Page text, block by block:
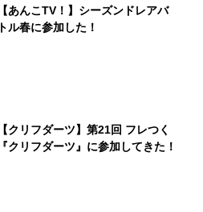
【あんこTV！】シーズンドレアバ
トル春に参加した！
【クリフダーツ】第21回 フレつく
『クリフダーツ』に参加してきた！